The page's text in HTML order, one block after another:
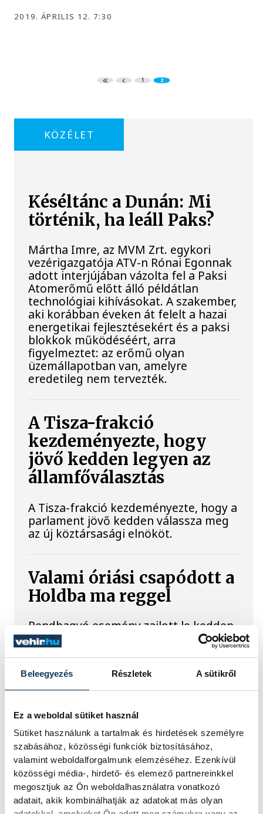
Beleegyezés Részletek A sütikről
Ez a weboldal sütiket használ
Sütiket használunk a tartalmak és hirdetések személyre
szabásához, közösségi funkciók biztosításához,
valamint weboldalforgalmunk elemzéséhez. Ezenkívül
közösségi média-, hirdető- és elemező partnereinkkel
megosztjuk az Ön weboldalhasználatra vonatkozó
adatait, akik kombinálhatják az adatokat más olyan
2019. ÁPRILIS 12. 7:30
1 2
KÖZÉLET
Késéltánc a Dunán: Mi
történik, ha leáll Paks?
Mártha Imre, az MVM Zrt. egykori
vezérigazgatója ATV-n Rónai Egonnak
adott interjújában vázolta fel a Paksi
Atomerőmű előtt álló példátlan
technológiai kihívásokat. A szakember,
aki korábban éveken át felelt a hazai
energetikai fejlesztésekért és a paksi
blokkok működéséért, arra
figyelmeztet: az erőmű olyan
üzemállapotban van, amelyre
eredetileg nem tervezték.
A Tisza-frakció
kezdeményezte, hogy
jövő kedden legyen az
államfőválasztás
A Tisza-frakció kezdeményezte, hogy a
parlament jövő kedden válassza meg
az új köztársasági elnököt.
Valami óriási csapódott a
Holdba ma reggel
Rendhagyó esemény zajlott le kedden
reggel. Magyar idő szerint 8:35 körül a
Hold felszínébe csapódott a SpaceX
fokozata. A becsapódást a Földről
szabad szemmel nem lehetett látni, a
figyelték az eseményt.
Rekordok Európában –
Magyarország a
legforróbb, Angliában